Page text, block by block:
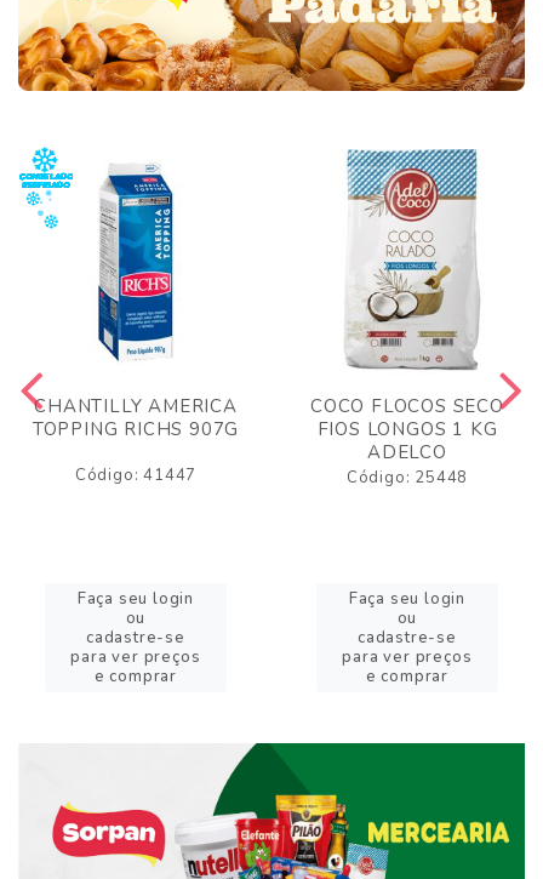
CHANTILLY AMERICA
TOPPING RICHS 907G
Código: 41447
Faça seu login
ou
cadastre-se
para ver preços
e comprar
COCO FLOCOS SECO
FIOS LONGOS 1 KG
ADELCO
Código: 25448
Faça seu login
ou
cadastre-se
para ver preços
e comprar